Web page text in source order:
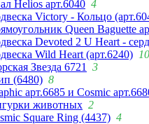
Helios арт.6040 4
Victory - Кольцо
Queen Baguette
Devoted 2 U Heart -
Wild Heart (арт.6240) 10
Звезда 6721
3
(6480) 8
арт.6685 и Cosmic
животных 2
Square Ring (4437) 4